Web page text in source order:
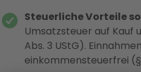
Steuerliche Vorteile
Umsatzsteuer auf Kauf
Abs. 3 UStG).
einkommensteuerfrei (§